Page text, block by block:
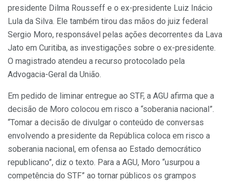
presidente Dilma Rousseff e o ex-presidente Luiz Inácio
Lula da Silva. Ele também tirou das mãos do juiz federal
Sergio Moro, responsável pelas ações decorrentes da Lava
Jato em Curitiba, as investigações sobre o ex-presidente.
O magistrado atendeu a recurso protocolado pela
Advogacia-Geral da União.
Em pedido de liminar entregue ao STF, a AGU afirma que a
decisão de Moro colocou em risco a “soberania nacional”.
“Tomar a decisão de divulgar o conteúdo de conversas
envolvendo a presidente da República coloca em risco a
soberania nacional, em ofensa ao Estado democrático
republicano”, diz o texto. Para a AGU, Moro “usurpou a
competência do STF” ao tornar públicos os grampos